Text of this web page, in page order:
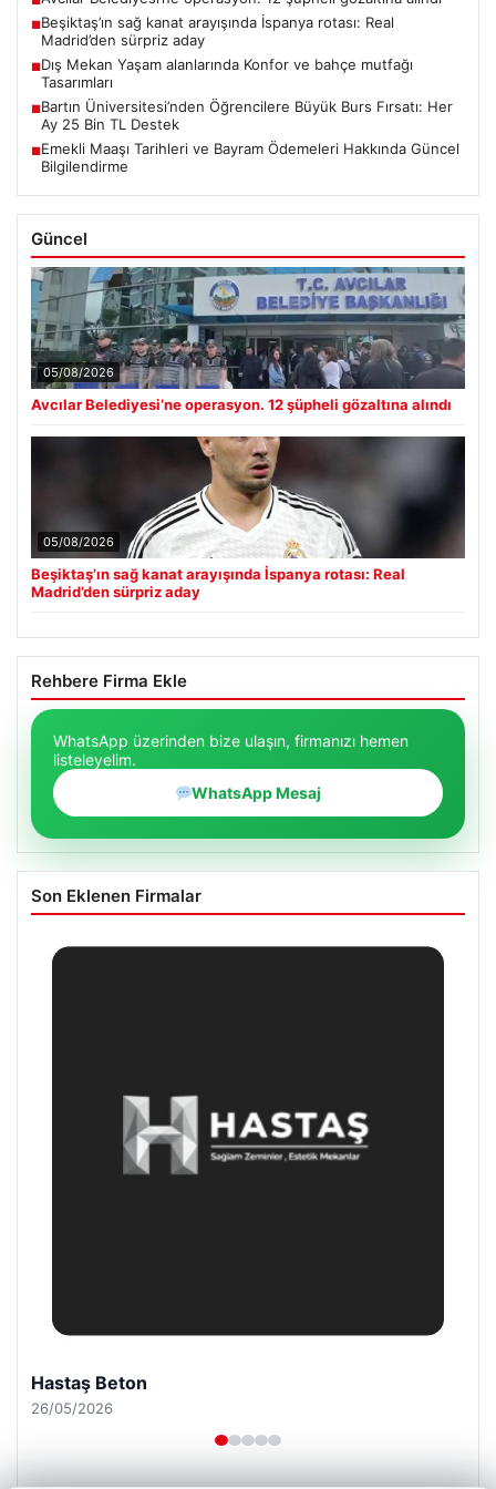
■Beşiktaş’ın sağ kanat arayışında İspanya rotası: Real
Madrid’den sürpriz aday
■Dış Mekan Yaşam alanlarında Konfor ve bahçe mutfağı
Tasarımları
■Bartın Üniversitesi’nden Öğrencilere Büyük Burs Fırsatı: Her
Ay 25 Bin TL Destek
■Emekli Maaşı Tarihleri ve Bayram Ödemeleri Hakkında Güncel
Bilgilendirme
Güncel
05/08/2026
Avcılar Belediyesi’ne operasyon. 12 şüpheli gözaltına alındı
05/08/2026
Beşiktaş’ın sağ kanat arayışında İspanya rotası: Real
Madrid’den sürpriz aday
Rehbere Firma Ekle
WhatsApp üzerinden bize ulaşın, firmanızı hemen
listeleyelim.
WhatsApp Mesaj
Son Eklenen Firmalar
Enes Kaplan Avukatlık Bürosu
28/04/2026